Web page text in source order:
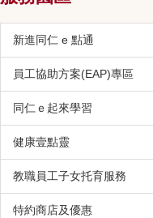
新進同仁 e 點通
員工協助方案(EAP)專區
同仁ｅ起來學習
健康壹點靈
教職員工子女托育服務
特約商店及優惠